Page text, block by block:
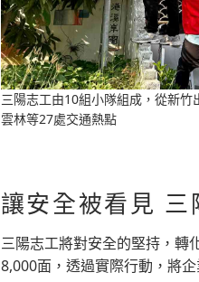
三陽志工由10組小隊組成，從新
雲林等27處交通熱點
讓安全被看見 三
三陽志工將對安全的堅持，轉
8,000面，透過實際行動，將